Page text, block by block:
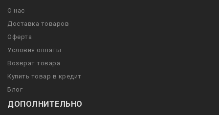
О нас
Доставка товаров
Оферта
Условия оплаты
Возврат товара
Купить товар в кредит
Блог
ДОПОЛНИТЕЛЬНО